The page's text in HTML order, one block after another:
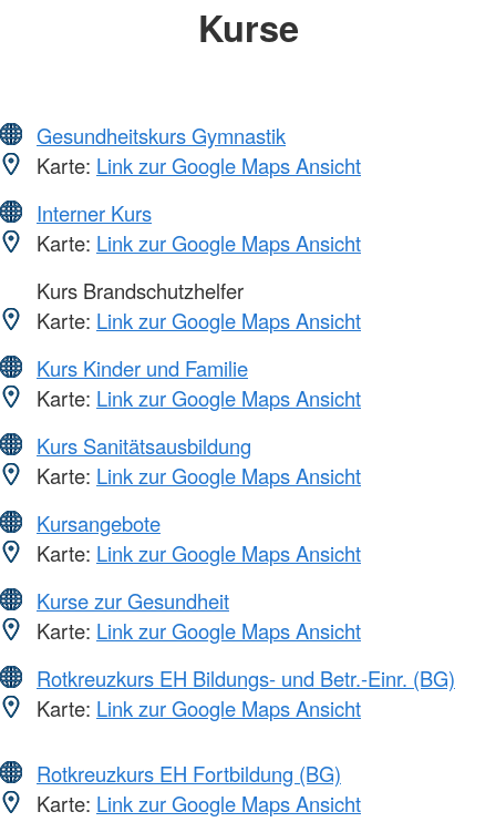
Kurse
Gesundheitskurs Gymnastik
Karte: Link zur Google Maps Ansicht
Interner Kurs
Karte: Link zur Google Maps Ansicht
Kurs Brandschutzhelfer
Karte: Link zur Google Maps Ansicht
Kurs Kinder und Familie
Karte: Link zur Google Maps Ansicht
Kurs Sanitätsausbildung
Karte: Link zur Google Maps Ansicht
Kursangebote
Karte: Link zur Google Maps Ansicht
Kurse zur Gesundheit
Karte: Link zur Google Maps Ansicht
Rotkreuzkurs EH Bildungs- und Betr.-Einr. (BG)
Karte: Link zur Google Maps Ansicht
Rotkreuzkurs EH Fortbildung (BG)
Karte: Link zur Google Maps Ansicht